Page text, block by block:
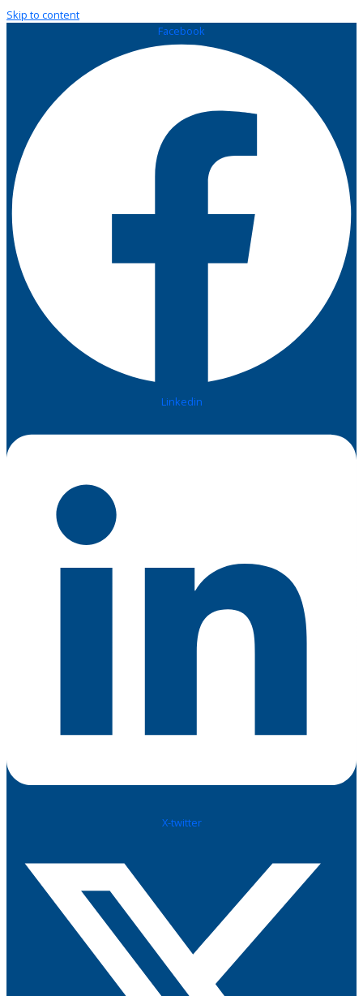
Skip to content
Facebook
Linkedin
X-twitter